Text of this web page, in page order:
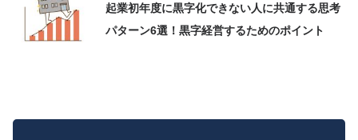
起業初年度に黒字化できない人に共通する思考
パターン6選！黒字経営するためのポイント